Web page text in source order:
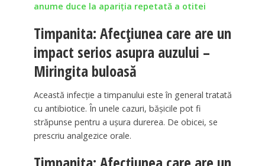
anume duce la apariția repetată a otitei
Timpanita: Afecțiunea care are un
impact serios asupra auzului –
Miringita buloasă
Această infecție a timpanului este în general tratată
cu antibiotice. În unele cazuri, bășicile pot fi
străpunse pentru a ușura durerea. De obicei, se
prescriu analgezice orale.